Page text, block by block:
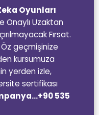
Oyunları
Onaylı Uzaktan
Fırsat.
Öz geçmişinize
kursumuza
yerden izle,
sertifikası
535